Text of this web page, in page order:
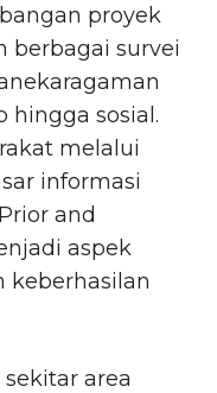
proyek
berbagai survei
hingga sosial.
melalui
informasi
and
aspek
area